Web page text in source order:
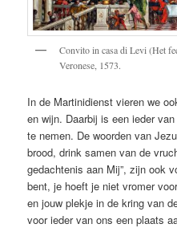
Convito in casa di Levi (Het
Veronese, 1573.
In de Martinidienst vieren we
en wijn. Daarbij is een ieder
te nemen. De woorden van
brood, drink samen van de
gedachtenis aan Mij”, zijn ook
bent, je hoeft je niet vromer
en jouw plekje in de kring van
voor ieder van ons een plaats